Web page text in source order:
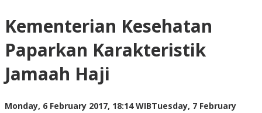
Kementerian Kesehatan
Paparkan Karakteristik
Jamaah Haji
Monday, 6 February 2017, 18:14 WIBTuesday, 7 February